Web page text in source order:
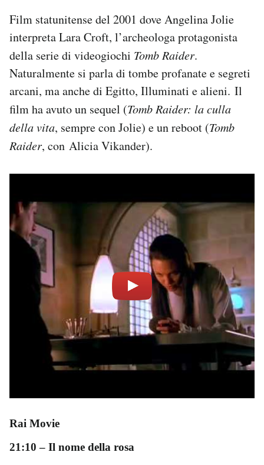
Film statunitense del 2001 dove Angelina Jolie
interpreta Lara Croft, l’archeologa protagonista
della serie di videogiochi Tomb Raider.
Naturalmente si parla di tombe profanate e segreti
arcani, ma anche di Egitto, Illuminati e alieni. Il
film ha avuto un sequel (Tomb Raider: la culla
della vita, sempre con Jolie) e un reboot (Tomb
Raider, con Alicia Vikander).
Rai Movie
21:10– Il nome della rosa